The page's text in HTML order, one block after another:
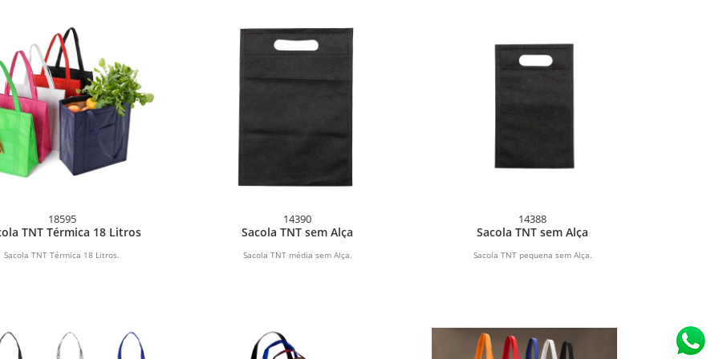
18595
TNT Térmica 18 Litros
Sacola TNT Térmica 18 Litros.
14390
Sacola TNT sem Alça
Sacola TNT média sem Alça.
14388
Sacola TNT sem Alça
Sacola TNT pequena sem Alça.